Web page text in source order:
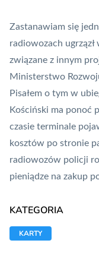
Zastanawiam się
radiowozach
związane z innym
Ministerstwo
Pisałem o tym w
Kościński ma ponoć
czasie terminale
kosztów po stronie
radiowozów policji
pieniądze na zakup
KATEGORIA
KARTY